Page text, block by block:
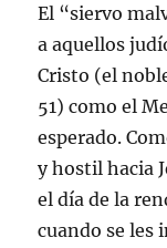
El “siervo
a aquellos
Cristo (el
51) como el
esperado.
y hostil hacia
el día de la
cuando se les